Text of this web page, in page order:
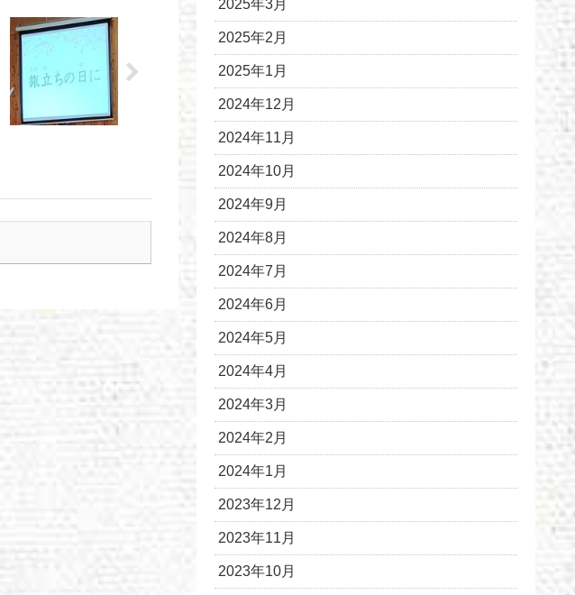
2025年3月
2025年2月
2025年1月
2024年12月
2024年11月
2024年10月
2024年9月
2024年8月
2024年7月
2024年6月
2024年5月
2024年4月
2024年3月
2024年2月
2024年1月
2023年12月
2023年11月
2023年10月